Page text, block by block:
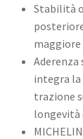
Stabilità
Aderenza
integra
trazione
longevità